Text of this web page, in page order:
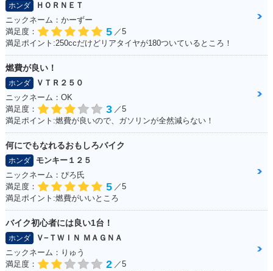
ホンダ
ＨＯＲＮＥＴ
ニックネーム：かーずー
満足度：
5 ／5
満足ポイント:250ccだけどリアタイヤが180ついているところ！
燃費が良い！
ホンダ
ＶＴＲ２５０
ニックネーム：OK
満足度：
3 ／5
満足ポイント:燃費が良いので、ガソリンが全然減らない！
何にでもなれるおもしろバイク
ホンダ
モンキー１２５
ニックネーム：ぴろ氏
満足度：
5 ／5
満足ポイント:燃費がいいところ
バイク初心者には良い1台！
ホンダ
Ｖ−ＴＷＩＮ ＭＡＧＮＡ
ニックネーム：りゅう
満足度：
2 ／5